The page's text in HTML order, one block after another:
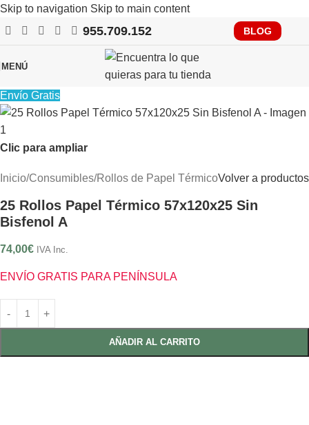
Skip to navigation Skip to main content
RECUERDA QUE PRONTO TENDRÁS QUE CUMPLIR CON
VERIFACTU, CONSÚLTANOS
955.709.152 BLOG
MENÚ
Envío Gratis
Clic para ampliar
Inicio/Consumibles/Rollos de Papel TérmicoVolver a productos
25 Rollos Papel Térmico 57x120x25 Sin
Bisfenol A
74,00€ IVA Inc.
ENVÍO GRATIS PARA PENÍNSULA
AÑADIR AL CARRITO